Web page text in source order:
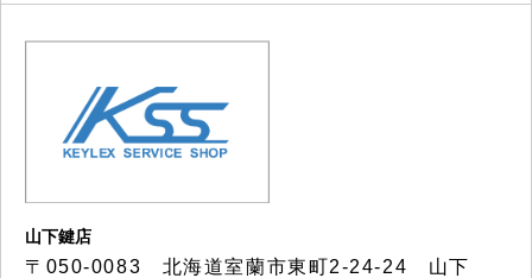
山下鍵店
〒050-0083 北海道室蘭市東町2-24-24 山下